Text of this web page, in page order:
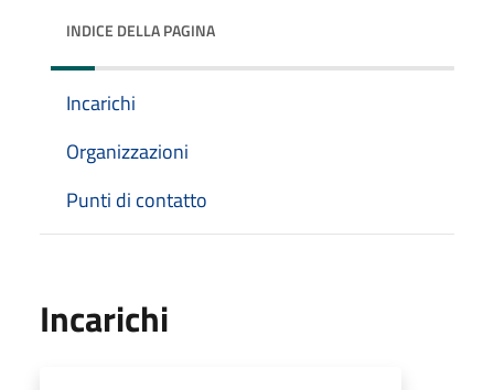
INDICE DELLA PAGINA
Incarichi
Organizzazioni
Punti di contatto
Incarichi